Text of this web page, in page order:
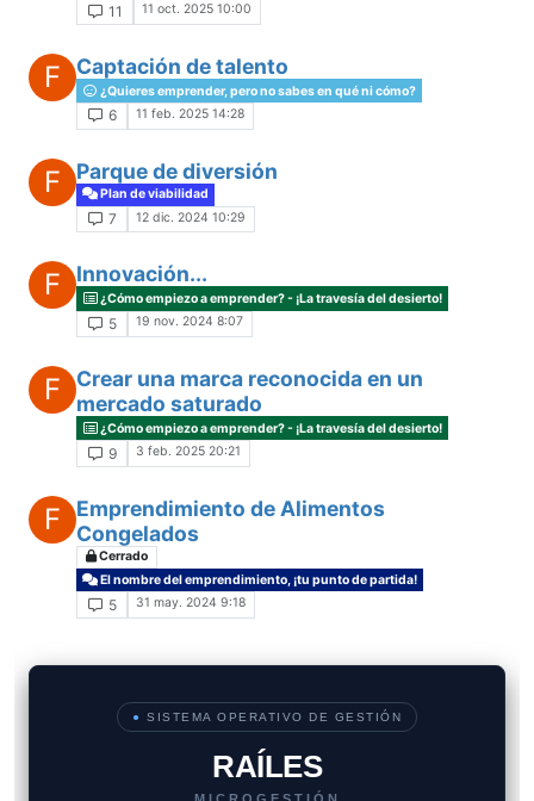
11 11 oct. 2025 10:00
F Captación de talento
¿Quieres emprender, pero no sabes en qué ni cómo?
6 11 feb. 2025 14:28
F Parque de diversión
Plan de viabilidad
7 12 dic. 2024 10:29
F Innovación...
¿Cómo empiezo a emprender? - ¡La travesía del desierto!
5 19 nov. 2024 8:07
F
Crear una marca reconocida en un
mercado saturado
¿Cómo empiezo a emprender? - ¡La travesía del desierto!
9 3 feb. 2025 20:21
F
Emprendimiento de Alimentos
Congelados
Cerrado
El nombre del emprendimiento, ¡tu punto de partida!
5 31 may. 2024 9:18
● SISTEMA OPERATIVO DE GESTIÓN
RAÍLES